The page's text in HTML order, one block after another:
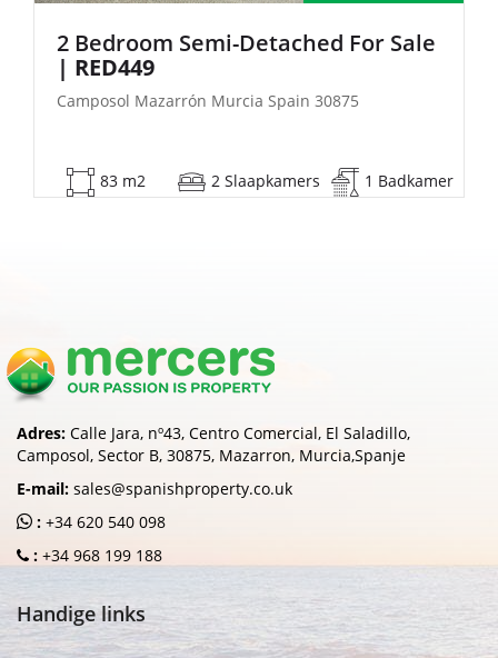
2 Bedroom Terraced For Sale|
CLAD451
Camposol Mazarrón Murcia Spain 30875
0 m2 2 Slaapkamers 1 Badkamer
Adres: Calle Jara, nº43, Centro Comercial, El Saladillo,
Camposol, Sector B, 30875, Mazarron, Murcia,Spanje
E-mail: sales@spanishproperty.co.uk
: +34 620 540 098
: +34 968 199 188
Handige links